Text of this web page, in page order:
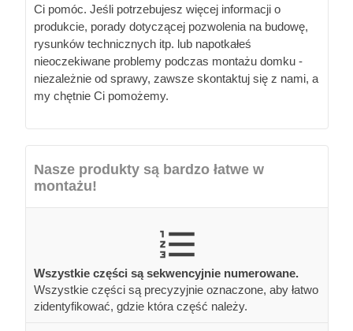
Ci pomóc. Jeśli potrzebujesz więcej informacji o
produkcie, porady dotyczącej pozwolenia na budowę,
rysunków technicznych itp. lub napotkałeś
nieoczekiwane problemy podczas montażu domku -
niezależnie od sprawy, zawsze skontaktuj się z nami, a
my chętnie Ci pomożemy.
Nasze produkty są bardzo łatwe w
montażu!
Wszystkie części są sekwencyjnie numerowane.
Wszystkie części są precyzyjnie oznaczone, aby łatwo
zidentyfikować, gdzie która część należy.